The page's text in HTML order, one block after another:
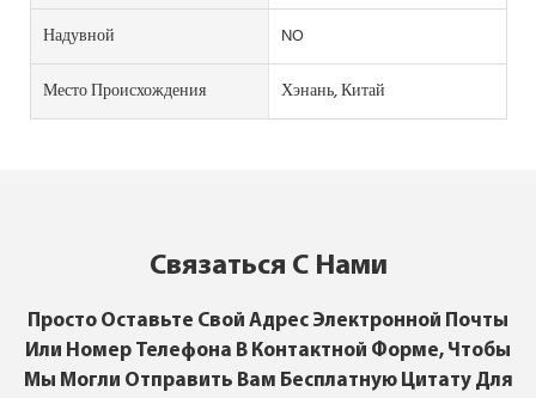
Надувной
NO
Место Происхождения
Хэнань, Китай
Связаться С Нами
Просто Оставьте Свой Адрес Электронной Почты
Или Номер Телефона В Контактной Форме, Чтобы
Мы Могли Отправить Вам Бесплатную Цитату Для